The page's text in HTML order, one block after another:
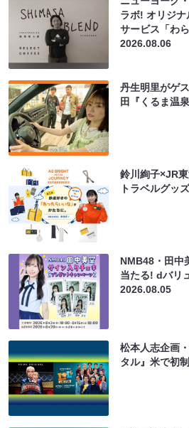
ラボ! オリジ
サービス「わ
2026.08.06
丹生明里がゲ
田『くるま温
鈴川絢子×JR
トラベルグッ
NMB48・田中
当たる! dバリ
2026.08.05
松本人志企画
タル』米で初